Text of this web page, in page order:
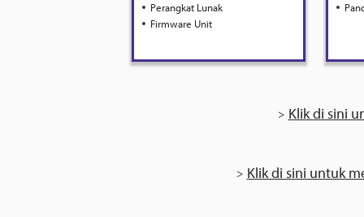
Perangkat Lunak
Firmware Unit
Klik di sini
Klik di sini untuk